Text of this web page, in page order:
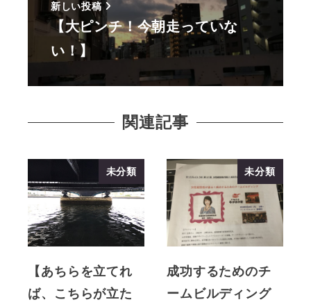
新しい投稿
【大ピンチ！今朝走っていな
い！】
関連記事
未分類
【あちらを立てれ
ば、こちらが立た
未分類
成功するためのチ
ームビルディング